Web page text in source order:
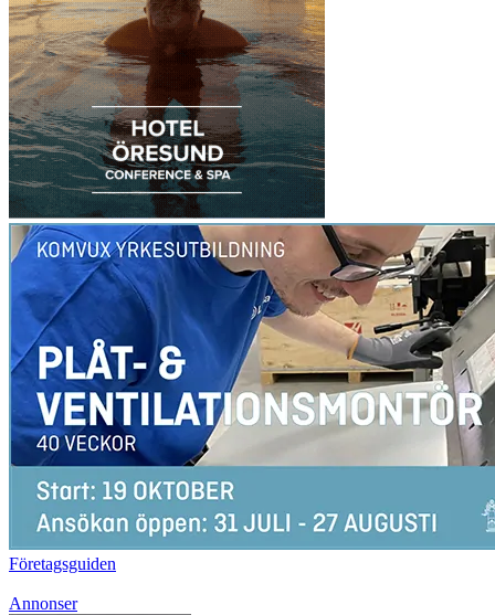
Företagsguiden
Annonser